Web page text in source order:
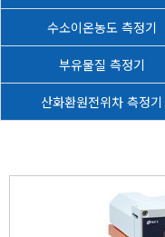
수소이온농도 측정기
부유물질 측정기
산화환원전위차 측정기